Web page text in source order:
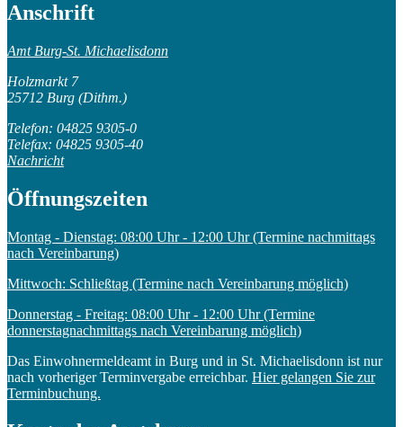
Anschrift
Amt Burg-St. Michaelisdonn
Holzmarkt 7
25712 Burg (Dithm.)
Telefon: 04825 9305-0
Telefax: 04825 9305-40
Nachricht
Öffnungszeiten
Montag - Dienstag: 08:00 Uhr - 12:00 Uhr (Termine nachmittags
nach Vereinbarung)
Mittwoch: Schließtag (Termine nach Vereinbarung möglich)
Donnerstag - Freitag: 08:00 Uhr - 12:00 Uhr (Termine
donnerstagnachmittags nach Vereinbarung möglich)
Das Einwohnermeldeamt in Burg und in St. Michaelisdonn ist nur
nach vorheriger Terminvergabe erreichbar. Hier gelangen Sie zur
Terminbuchung.